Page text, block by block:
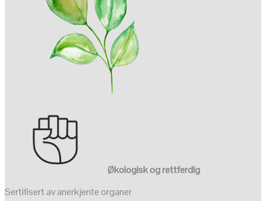
Økologisk og rettferdig
Sertifisert av anerkjente organer